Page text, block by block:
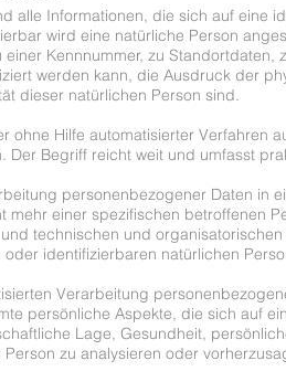
alle Informationen, die sich auf
wird eine natürliche Person
Kennnummer, zu
werden kann, die Ausdruck der
dieser natürlichen Person sind.
ohne Hilfe automatisierter
Der Begriff reicht weit und umfasst
personenbezogener Daten in
mehr einer spezifischen betroffenen
technischen und
identifizierbaren natürlichen
Verarbeitung
persönliche Aspekte, die sich auf
Lage, Gesundheit,
zu analysieren oder